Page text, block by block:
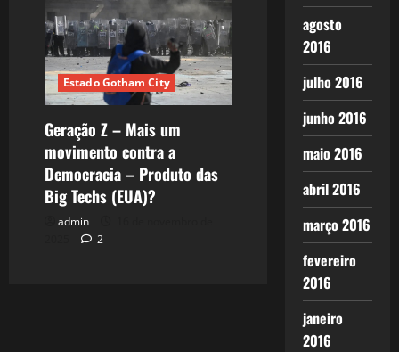
Estado Gotham City
Geração Z – Mais um
movimento contra a
Democracia – Produto das
Big Techs (EUA)?
admin
2
agosto
2016
julho 2016
junho 2016
maio 2016
abril 2016
março 2016
fevereiro
2016
janeiro
2016